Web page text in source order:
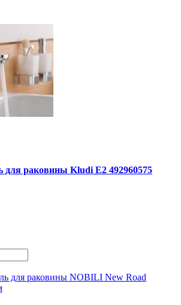
для раковины Kludi E2 492960575